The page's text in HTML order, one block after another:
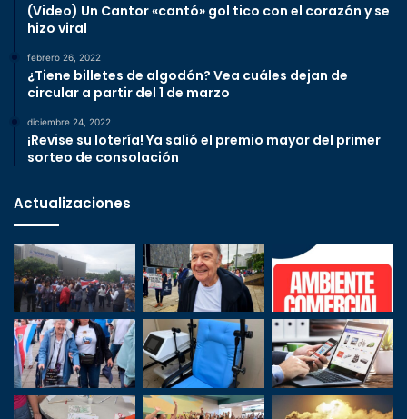
(Video) Un Cantor «cantó» gol tico con el corazón y se
hizo viral
febrero 26, 2022
¿Tiene billetes de algodón? Vea cuáles dejan de
circular a partir del 1 de marzo
diciembre 24, 2022
¡Revise su lotería! Ya salió el premio mayor del primer
sorteo de consolación
Actualizaciones